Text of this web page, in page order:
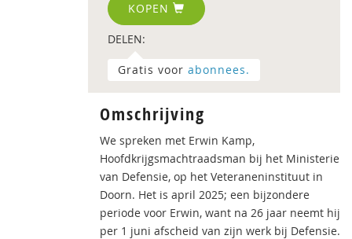
KOPEN
DELEN:
Gratis voor abonnees.
Omschrijving
We spreken met Erwin Kamp,
Hoofdkrijgsmachtraadsman bij het Ministerie
van Defensie, op het Veteraneninstituut in
Doorn. Het is april 2025; een bijzondere
periode voor Erwin, want na 26 jaar neemt hij
per 1 juni afscheid van zijn werk bij Defensie.